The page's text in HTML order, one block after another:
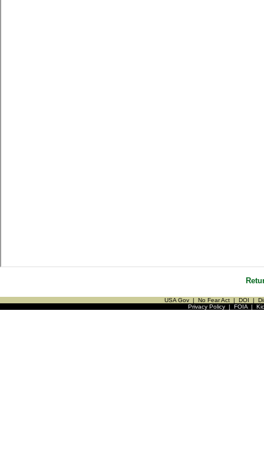
USA Gov | No Fear Act | DOI |
Privacy Policy| FOIA|